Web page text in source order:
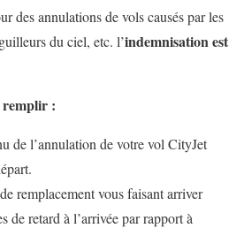
des annulations de vols causés par les
du ciel, etc. l’indemnisation est
remplir :
de l’annulation de votre vol CityJet
remplacement vous faisant arriver
de retard à l’arrivée par rapport à